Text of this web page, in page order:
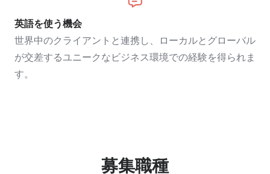
英語を使う機会
世界中のクライアントと連携し、ローカルとグローバル
が交差するユニークなビジネス環境での経験を得られま
す。
募集職種